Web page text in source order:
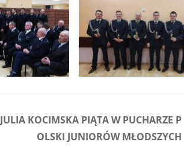
JULIA KOCIMSKA PIĄTA W PUCHARZE P
OLSKI JUNIORÓW MŁODSZYCH